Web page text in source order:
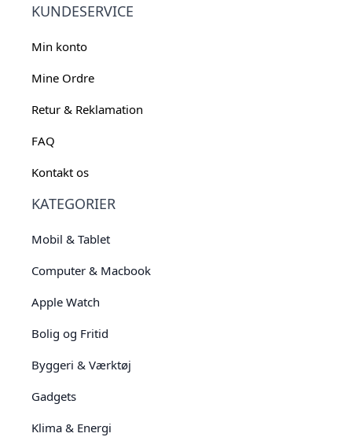
KUNDESERVICE
Min konto
Mine Ordre
Retur & Reklamation
FAQ
Kontakt os
KATEGORIER
Mobil & Tablet
Computer & Macbook
Apple Watch
Bolig og Fritid
Byggeri & Værktøj
Gadgets
Klima & Energi